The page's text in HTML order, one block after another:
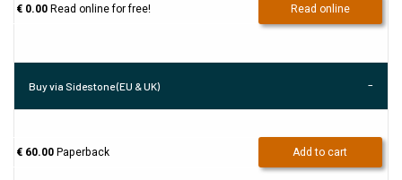
€ 0.00Read online for free! Read online
Buy via Sidestone (EU & UK)
€ 60.00Paperback Add to cart